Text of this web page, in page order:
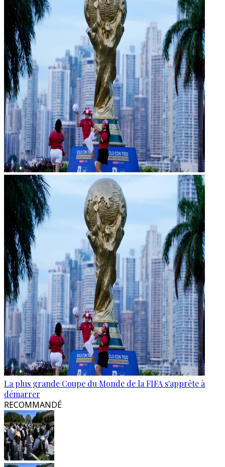
La plus grande Coupe du Monde de la FIFA s'apprête à
démarrer
RECOMMANDÉ